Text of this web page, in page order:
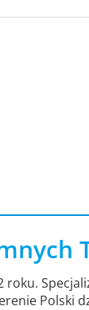
roku.
Polski